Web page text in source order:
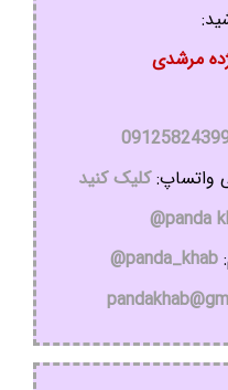
مرشدی
واتساپ:کلیک کنید
panda
panda_khab@